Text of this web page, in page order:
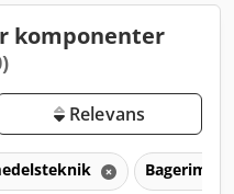
komponenter
Relevans